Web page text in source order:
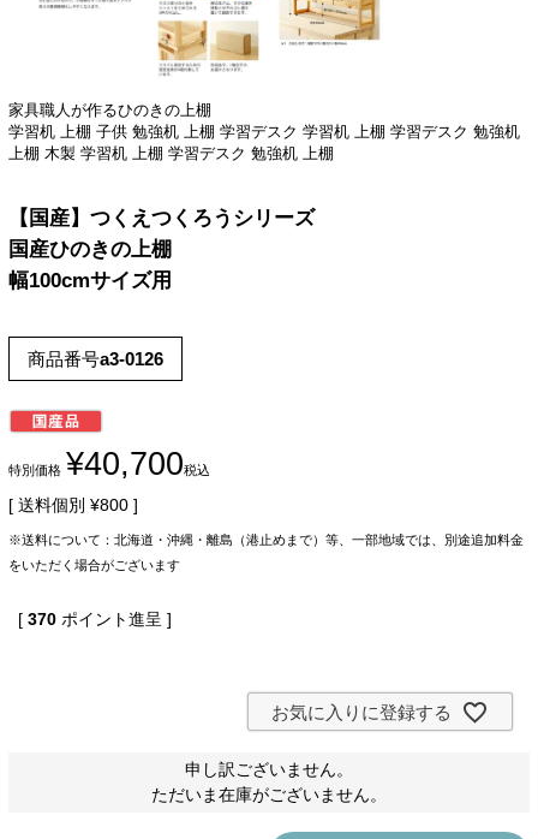
家具職人が作るひのきの上棚
学習机 上棚 子供 勉強机 上棚 学習デスク 学習机 上棚 学習デスク 勉強机
上棚 木製 学習机 上棚 学習デスク 勉強机 上棚
【国産】つくえつくろうシリーズ
国産ひのきの上棚
幅100cmサイズ用
商品番号a3-0126
特別価格 ¥40,700税込
送料個別 ¥800
※送料について：北海道・沖縄・離島（港止めまで）等、一部地域では、別途追加料金
をいただく場合がございます
[ 370 ポイント進呈 ]
お気に入りに登録する
申し訳ございません。
ただいま在庫がございません。